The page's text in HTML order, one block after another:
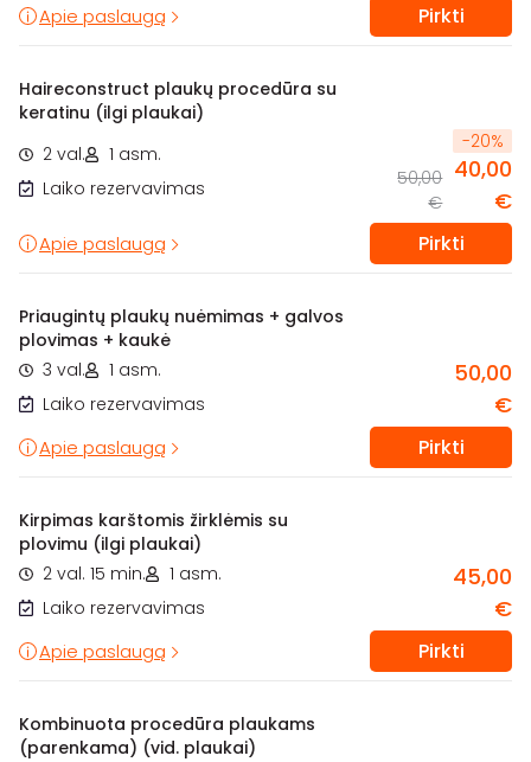
Apie paslaugą Pirkti
Haireconstruct plaukų procedūra su
keratinu (ilgi plaukai)
2 val.
1 asm.
Laiko rezervavimas
-20%
50,00
€
40,00
€
Apie paslaugą Pirkti
Priaugintų plaukų nuėmimas + galvos
plovimas + kaukė
3 val.
1 asm.
Laiko rezervavimas
50,00
€
Apie paslaugą Pirkti
Kirpimas karštomis žirklėmis su
plovimu (ilgi plaukai)
2 val. 15 min.
1 asm.
Laiko rezervavimas
45,00
€
Apie paslaugą Pirkti
Kombinuota procedūra plaukams
(parenkama) (vid. plaukai)